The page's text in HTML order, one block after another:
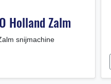
Holland Zalm
snijmachine